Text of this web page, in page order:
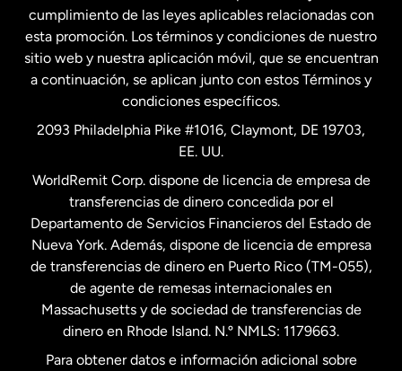
Nueva Zelanda
Países Bajos
Suecia
cumplimiento de las leyes aplicables relacionadas con
esta promoción. Los términos y condiciones de nuestro
sitio web y nuestra aplicación móvil, que se encuentran
a continuación, se aplican junto con estos Términos y
condiciones específicos.
2093 Philadelphia Pike #1016, Claymont, DE 19703,
EE. UU.
WorldRemit Corp. dispone de licencia de empresa de
transferencias de dinero concedida por el
Departamento de Servicios Financieros del Estado de
Nueva York. Además, dispone de licencia de empresa
de transferencias de dinero en Puerto Rico (TM-055),
de agente de remesas internacionales en
Massachusetts y de sociedad de transferencias de
dinero en Rhode Island. N.º NMLS: 1179663.
Para obtener datos e información adicional sobre